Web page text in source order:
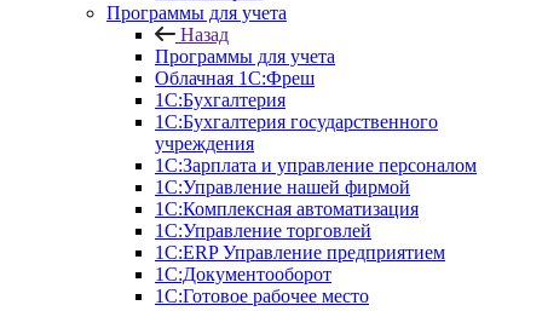
Программы для учета
Назад
Программы для учета
Облачная 1С:Фреш
1С:Бухгалтерия
1С:Бухгалтерия государственного
учреждения
1С:Зарплата и управление персоналом
1С:Управление нашей фирмой
1С:Комплексная автоматизация
1С:Управление торговлей
1С:ERP Управление предприятием
1С:Документооборот
1C:Готовое рабочее место